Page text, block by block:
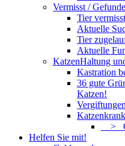
Vermisst /
Tier
Aktuelle
Tier
Aktuelle
KatzenHaltung
Kastration
36 gute
Katzen!
Vergiftungen
>
Helfen Sie mit!